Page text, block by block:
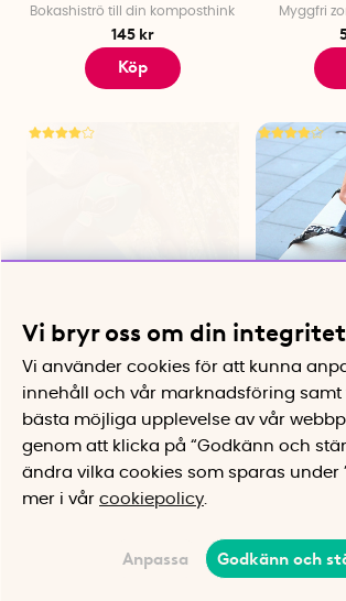
Bokashiströ till din komposthink
145 kr
Köp
Myggfri
Knäskydd i neopren -
Kneelo
Mjuka och bekväma skydd i tålig
neopren
399 kr
Köp
Ger dig
Vi bryr oss om din integritet
Vi använder cookies för att kunna
innehåll och vår marknadsföring samt
bästa möjliga upplevelse av vår
genom att klicka på “Godkänn och
ändra vilka cookies som sparas under
mer i vår cookiepolicy
Anpassa Godkänn och